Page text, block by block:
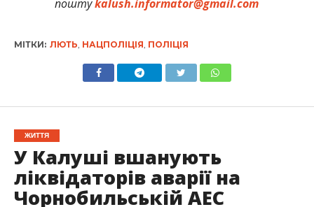
поштуkalush.informator@gmail.com
МІТКИ: ЛЮТЬ НАЦПОЛІЦІЯ ПОЛІЦІЯ
ЖИТТЯ
У Калуші вшанують
ліквідаторів аварії на
Чорнобильській АЕС